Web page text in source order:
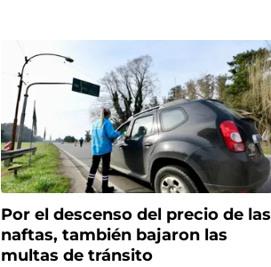
Por el descenso del precio de las
naftas, también bajaron las
multas de tránsito